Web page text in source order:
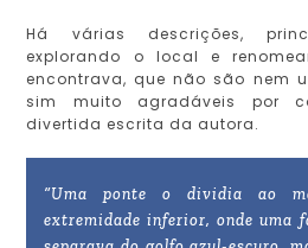
Há várias descrições,
explorando o local e
encontrava, que não são nem
sim muito agradáveis por
divertida escrita da autora.
“Uma ponte o dividia ao
extremidade inferior, onde uma